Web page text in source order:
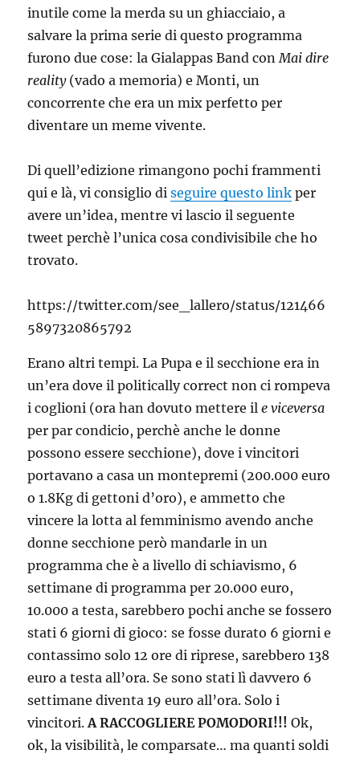
inutile come la merda su un ghiacciaio, a
salvare la prima serie di questo programma
furono due cose: la Gialappas Band con Mai dire
reality(vado a memoria) e Monti, un
concorrente che era un mix perfetto per
diventare un meme vivente.
Di quell’edizione rimangono pochi frammenti
qui e là, vi consiglio diseguire questo link per
avere un’idea, mentre vi lascio il seguente
tweet perchè l’unica cosa condivisibile che ho
trovato.
https://twitter.com/see_lallero/status/121466
5897320865792
Erano altri tempi. La Pupa e il secchione era in
un’era dove il politically correct non ci rompeva
i coglioni (ora han dovuto mettere ile viceversa
per par condicio, perchè anche le donne
possono essere secchione), dove i vincitori
portavano a casa un montepremi (200.000 euro
o 1.8Kg di gettoni d’oro), e ammetto che
vincere la lotta al femminismo avendo anche
donne secchione però mandarle in un
programma che è a livello di schiavismo, 6
settimane di programma per 20.000 euro,
10.000 a testa, sarebbero pochi anche se fossero
stati 6 giorni di gioco: se fosse durato 6 giorni e
contassimo solo 12 ore di riprese, sarebbero 138
euro a testa all’ora. Se sono stati lì davvero 6
settimane diventa 19 euro all’ora. Solo i
vincitori.A RACCOGLIERE POMODORI!!! Ok,
ok, la visibilità, le comparsate… ma quanti soldi